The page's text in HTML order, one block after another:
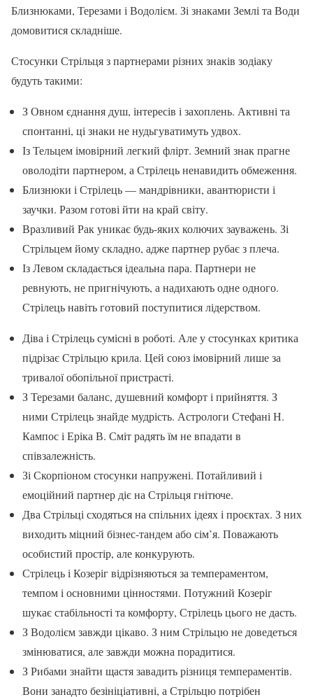
Близнюками, Терезами і Водолієм. Зі знаками Землі та Води
домовитися складніше.
Стосунки Стрільця з партнерами різних знаків зодіаку
будуть такими:
З Овном єднання душ, інтересів і захоплень. Активні та
спонтанні, ці знаки не нудьгуватимуть удвох.
Із Тельцем імовірний легкий флірт. Земний знак прагне
оволодіти партнером, а Стрілець ненавидить обмеження.
Близнюки і Стрілець — мандрівники, авантюристи і
заучки. Разом готові йти на край світу.
Вразливий Рак уникає будь-яких колючих зауважень. Зі
Стрільцем йому складно, адже партнер рубає з плеча.
Із Левом складається ідеальна пара. Партнери не
ревнують, не пригнічують, а надихають одне одного.
Стрілець навіть готовий поступитися лідерством.
Діва і Стрілець сумісні в роботі. Але у стосунках критика
підрізає Стрільцю крила. Цей союз імовірний лише за
тривалої обопільної пристрасті.
З Терезами баланс, душевний комфорт і прийняття. З
ними Стрілець знайде мудрість. Астрологи Стефані Н.
Кампос і Еріка В. Сміт радять їм не впадати в
співзалежність.
Зі Скорпіоном стосунки напружені. Потайливий і
емоційний партнер діє на Стрільця гнітюче.
Два Стрільці сходяться на спільних ідеях і проєктах. З них
виходить міцний бізнес-тандем або сім’я. Поважають
особистий простір, але конкурують.
Стрілець і Козеріг відрізняються за темпераментом,
темпом і основними цінностями. Потужний Козеріг
шукає стабільності та комфорту, Стрілець цього не дасть.
З Водолієм завжди цікаво. З ним Стрільцю не доведеться
змінюватися, але завжди можна порадитися.
З Рибами знайти щастя завадить різниця темпераментів.
Вони занадто безініціативні, а Стрільцю потрібен